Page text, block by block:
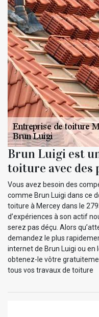
Brun Luigi est
toiture avec des
Vous avez besoin des
comme Brun Luigi dans ce
toiture à Mercey dans le
d’expériences à son actif
serez pas déçu. Alors
demandez le plus
internet de Brun Luigi ou
obtenez-le vôtre
tous vos travaux de toiture